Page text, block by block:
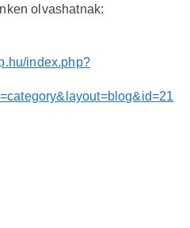
olvashatnak:
index.php?